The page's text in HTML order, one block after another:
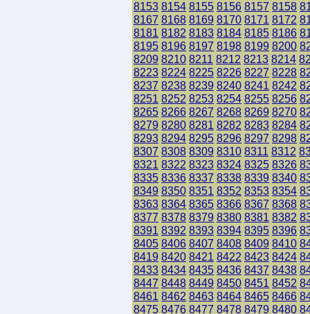
8153 8154 8155 8156 8157 8158
8167 8168 8169 8170 8171 8172
8181 8182 8183 8184 8185 8186
8195 8196 8197 8198 8199 8200
8209 8210 8211 8212 8213 8214
8223 8224 8225 8226 8227 8228
8237 8238 8239 8240 8241 8242
8251 8252 8253 8254 8255 8256
8265 8266 8267 8268 8269 8270
8279 8280 8281 8282 8283 8284
8293 8294 8295 8296 8297 8298
8307 8308 8309 8310 8311 8312
8321 8322 8323 8324 8325 8326
8335 8336 8337 8338 8339 8340
8349 8350 8351 8352 8353 8354
8363 8364 8365 8366 8367 8368
8377 8378 8379 8380 8381 8382
8391 8392 8393 8394 8395 8396
8405 8406 8407 8408 8409 8410
8419 8420 8421 8422 8423 8424
8433 8434 8435 8436 8437 8438
8447 8448 8449 8450 8451 8452
8461 8462 8463 8464 8465 8466
8475 8476 8477 8478 8479 8480